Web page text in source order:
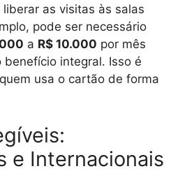
liberar as visitas às salas
pode ser necessário
a R$ 10.000 por mês
benefício integral. Isso é
usa o cartão de forma
e Internacionais